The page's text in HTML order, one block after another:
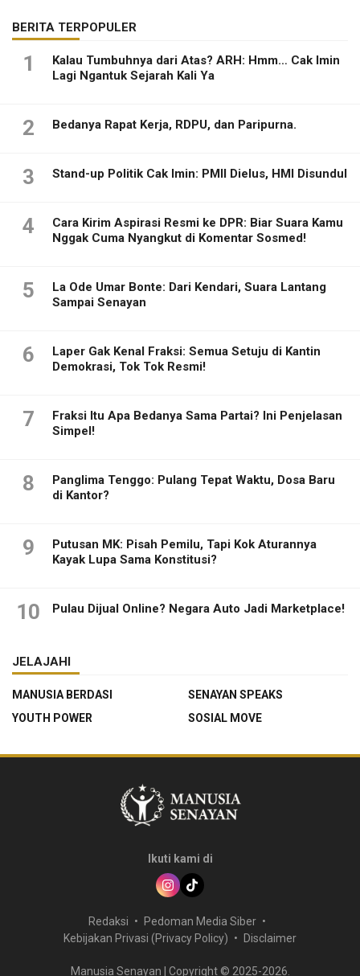
BERITA TERPOPULER
1
Kalau Tumbuhnya dari Atas? ARH: Hmm… Cak Imin
Lagi Ngantuk Sejarah Kali Ya
2 Bedanya Rapat Kerja, RDPU, dan Paripurna.
3 Stand-up Politik Cak Imin: PMII Dielus, HMI Disundul
4
Cara Kirim Aspirasi Resmi ke DPR: Biar Suara Kamu
Nggak Cuma Nyangkut di Komentar Sosmed!
5
La Ode Umar Bonte: Dari Kendari, Suara Lantang
Sampai Senayan
6
Laper Gak Kenal Fraksi: Semua Setuju di Kantin
Demokrasi, Tok Tok Resmi!
7
Fraksi Itu Apa Bedanya Sama Partai? Ini Penjelasan
Simpel!
8
Panglima Tenggo: Pulang Tepat Waktu, Dosa Baru
di Kantor?
9
Putusan MK: Pisah Pemilu, Tapi Kok Aturannya
Kayak Lupa Sama Konstitusi?
10 Pulau Dijual Online? Negara Auto Jadi Marketplace!
JELAJAHI
MANUSIA BERDASI
SENAYAN SPEAKS
YOUTH POWER
SOSIAL MOVE
Ikuti kami di
Redaksi
Pedoman Media Siber
Kebijakan Privasi (Privacy Policy)
Disclaimer
Manusia Senayan | Copyright © 2025-2026.